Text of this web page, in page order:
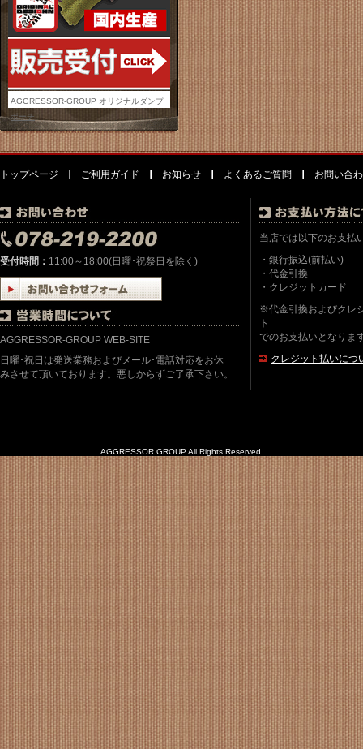
AGGRESSOR-GROUP オリジナルダンプ
ポーチ
トップページ ご利用ガイド お知らせ よくあるご質問 お問い合
受付時間： 11:00～18:00(日曜･祝祭日を除く)
AGGRESSOR-GROUP WEB-SITE
日曜･祝日は発送業務およびメール･電話対応をお休
みさせて頂いております。悪しからずご了承下さい。
当店では以下のお支払
・銀行振込(前払い)
・代金引換
・クレジットカード
※代金引換およびクレ
ト
でのお支払いとなりま
クレジット払いにつ
AGGRESSOR GROUP All Rights Reserved.